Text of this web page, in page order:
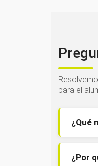
para el
¿Qué
¿Por